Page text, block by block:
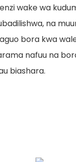
wake wa
na
bora kwa
nafuu na
biashara.